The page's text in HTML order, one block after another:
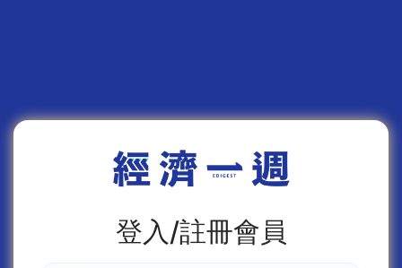
登入/註冊會員